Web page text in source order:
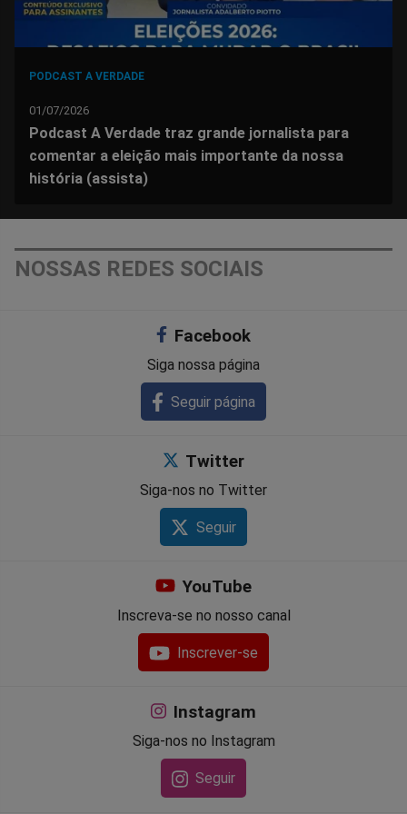
PODCAST A VERDADE
01/07/2026
Podcast A Verdade traz grande jornalista para
comentar a eleição mais importante da nossa
história (assista)
NOSSAS REDES SOCIAIS
Facebook
Siga nossa página
Seguir página
Twitter
Siga-nos no Twitter
Seguir
YouTube
Inscreva-se no nosso canal
Inscrever-se
Instagram
Siga-nos no Instagram
Seguir